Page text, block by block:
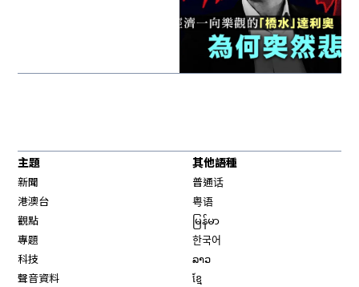
主題
新聞
港澳台
觀點
專題
科技
聲音資料
其他語種
普通话
粤语
မြန်မာ
한국어
ລາວ
ខ្មែ